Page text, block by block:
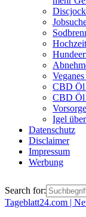
CBD Öl
CBD Öl
Igel
Datenschutz
Disclaimer
Impressum
Werbung
Search for:
Tageblatt24.com |